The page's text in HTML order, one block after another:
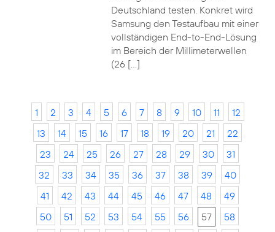
Deutschland testen. Konkret wird
Samsung den Testaufbau mit einer
vollständigen End-to-End-Lösung
im Bereich der Millimeterwellen
(26 […]
1 2 3 4 5 6 7 8 9 10 11
12
13
14 15 16 17 18 19 20 21
22
23
24 25 26 27 28 29 30
31
32
33 34 35 36 37 38 39
40
41
42 43 44 45 46 47 48
49
50
51 52 53 54 55 56 57
58